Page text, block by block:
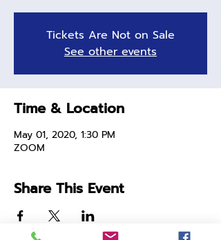
Tickets Are Not on Sale
See other events
Time & Location
May 01, 2020, 1:30 PM
ZOOM
Share This Event